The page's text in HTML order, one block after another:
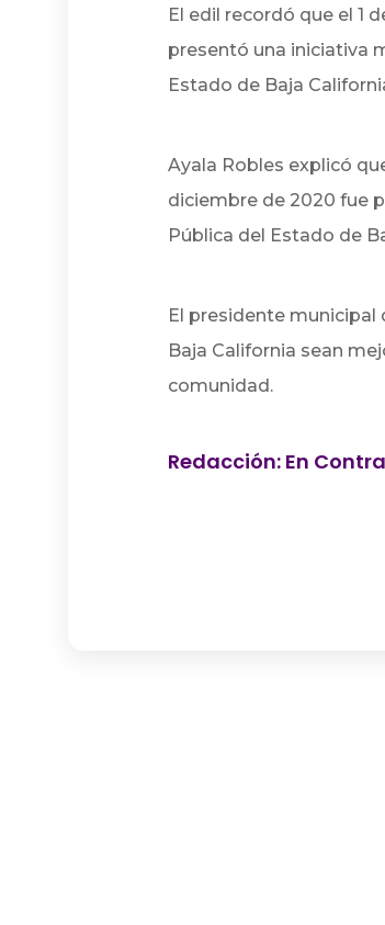
El edil recordó que el 1
presentó una iniciativa
Estado de Baja
Ayala Robles explicó
diciembre de 2020 fue
Pública del Estado de
El presidente
Baja California sean
comunidad.
Redacción: En